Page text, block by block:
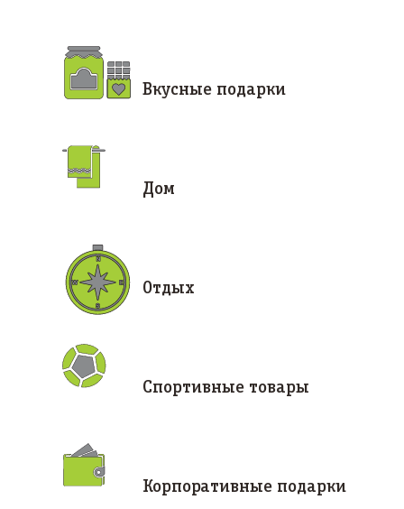
Вкусные подарки
Дом
Отдых
Спортивные товары
Корпоративные подарки